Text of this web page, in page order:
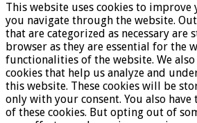
This website uses cookies to
you navigate through the website.
that are categorized as necessary are
browser as they are essential for the
functionalities of the website. We
cookies that help us analyze and
this website. These cookies will be
only with your consent. You also
of these cookies. But opting out of